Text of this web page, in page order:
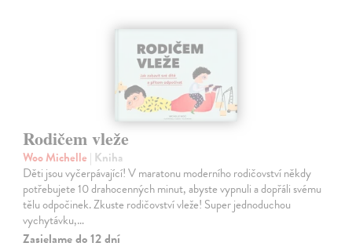
Rodičem vleže
Woo Michelle | Kniha
Děti jsou vyčerpávající! V maratonu moderního rodičovství někdy
potřebujete 10 drahocenných minut, abyste vypnuli a dopřáli svému
tělu odpočinek. Zkuste rodičovství vleže! Super jednoduchou
vychytávku,…
Zasielame do 12 dní